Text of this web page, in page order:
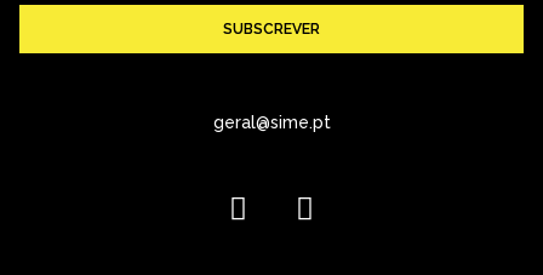
SUBSCREVER
geral@sime.pt